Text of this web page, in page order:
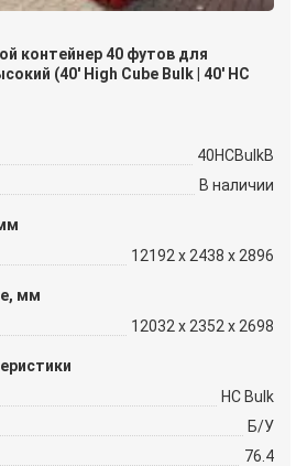
контейнер 40 футов для
(40′ High Cube Bulk | 40′ HC
40HCBulkB
В наличии
12192 x 2438 x 2896
мм
12032 x 2352 x 2698
HC Bulk
Б/У
76.4